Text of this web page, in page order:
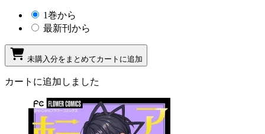
1巻から
最新刊から
未購入分をまとめてカートに追加
カートに追加しました